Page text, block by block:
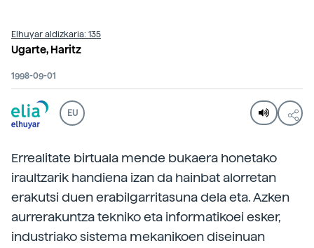
Elhuyar aldizkaria: 135
Ugarte, Haritz
1998-09-01
EU
Errealitate birtuala mende bukaera honetako
iraultzarik handiena izan da hainbat alorretan
erakutsi duen erabilgarritasuna dela eta. Azken
aurrerakuntza tekniko eta informatikoei esker,
industriako sistema mekanikoen diseinuan